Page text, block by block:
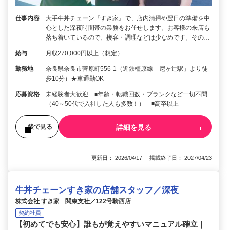
仕事内容
大手牛丼チェーン『すき家』で、店内清掃や翌日の準備を中
心とした深夜時間帯の業務をお任せします。お客様の来店も
落ち着いているので、接客・調理などは少なめです。その…
給与 月収270,000円以上（想定）
勤務地
奈良県奈良市菅原町556-1（近鉄橿原線「尼ヶ辻駅」より徒
歩10分）★車通勤OK
応募資格
未経験者大歓迎 ■年齢・転職回数・ブランクなど一切不問
（40～50代で入社した人も多数！） ■高卒以上
後で見る 詳細を見る
更新日： 2026/04/17 掲載終了日： 2027/04/23
牛丼チェーンすき家の店舗スタッフ／深夜
株式会社 すき家 関東支社／122号騎西店
契約社員
【初めてでも安心】誰もが覚えやすいマニュアル確立｜